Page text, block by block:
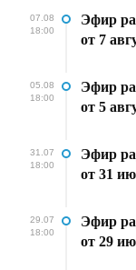
07.08
18:00
Эфир
от 7
05.08
18:00
Эфир
от 5
31.07
18:00
Эфир
от 31
29.07
18:00
Эфир
от 29